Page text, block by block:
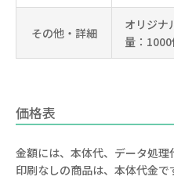
その他・詳細
オリジナ
量：
価格表
金額には、本体代、データ処理
印刷なしの商品は、本体代金で